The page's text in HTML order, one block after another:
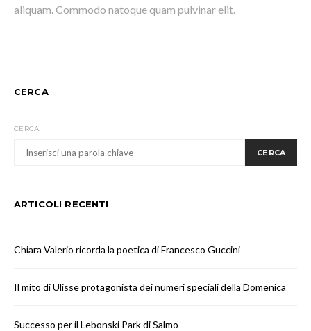
aliquam. Commodo natoque quam pulvinar elit.
CERCA
CERCA:
CERCA
ARTICOLI RECENTI
Chiara Valerio ricorda la poetica di Francesco Guccini
Il mito di Ulisse protagonista dei numeri speciali della Domenica
Successo per il Lebonski Park di Salmo